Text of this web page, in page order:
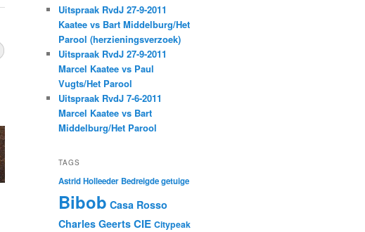
Uitspraak RvdJ 27-9-2011
Kaatee vs Bart Middelburg/Het
Parool (herzieningsverzoek)
Uitspraak RvdJ 27-9-2011
Marcel Kaatee vs Paul
Vugts/Het Parool
Uitspraak RvdJ 7-6-2011
Marcel Kaatee vs Bart
Middelburg/Het Parool
TAGS
Astrid Holleeder Bedreigde getuige
Bibob Casa Rosso
Charles Geerts CIE Citypeak